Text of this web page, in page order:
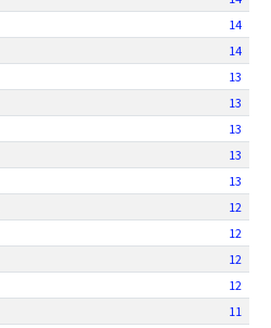
14
14
13
13
13
13
13
12
12
12
12
11